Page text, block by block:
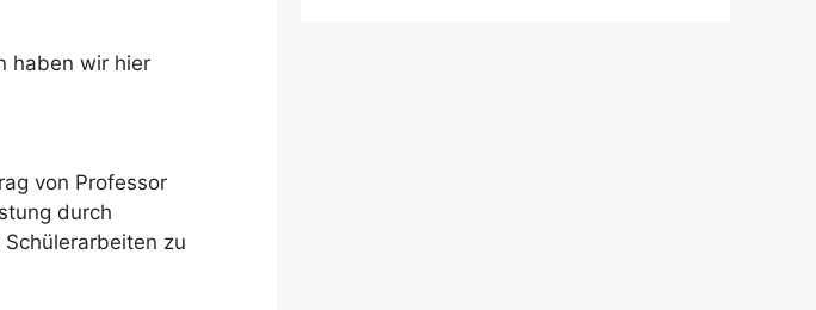
haben wir hier
von Professor
durch
zu